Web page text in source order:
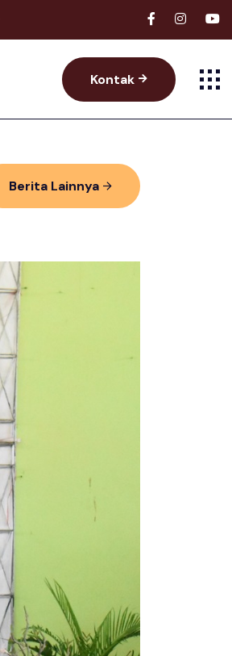
Kontak
Berita Lainnya